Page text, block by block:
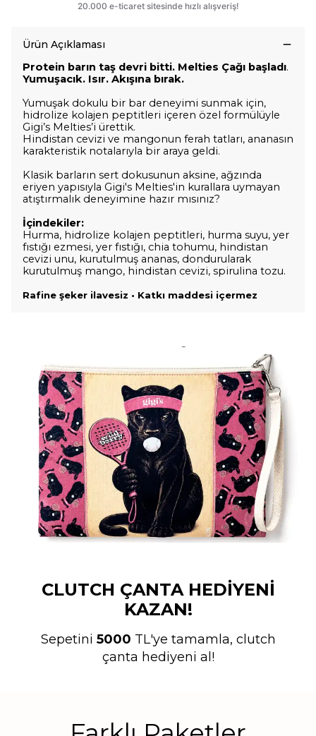
Ürün Açıklaması
Protein barın taş devri bitti. Melties Çağı başladı.
Yumuşacık. Isır. Akışına bırak.
Yumuşak dokulu bir bar deneyimi sunmak için,
hidrolize kolajen peptitleri içeren özel formülüyle
Gigi’s Melties’i ürettik.
Hindistan cevizi ve mangonun ferah tatları, ananasın
karakteristik notalarıyla bir araya geldi.
Klasik barların sert dokusunun aksine, ağzında
eriyen yapısıyla Gigi's Melties'in kurallara uymayan
atıştırmalık deneyimine hazır mısınız?
İçindekiler:
Hurma, hidrolize kolajen peptitleri, hurma suyu, yer
fıstığı ezmesi, yer fıstığı, chia tohumu, hindistan
cevizi unu, kurutulmuş ananas, dondurularak
kurutulmuş mango, hindistan cevizi, spirulina tozu.
Rafine şeker ilavesiz • Katkı maddesi içermez
CLUTCH ÇANTA HEDİYENİ
KAZAN!
Sepetini 5000 TL'ye tamamla, clutch
çanta hediyeni al!